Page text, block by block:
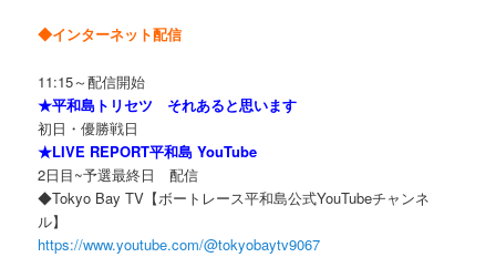
◆インターネット配信
11:15～配信開始
★平和島トリセツ それあると思います
初日・優勝戦日
★LIVE REPORT平和島 YouTube
2日目~予選最終日 配信
◆Tokyo Bay TV【ボートレース平和島公式YouTubeチャンネ
ル】
https://www.youtube.com/@tokyobaytv9067